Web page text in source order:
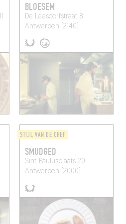
BLOESEM
De Leescorfstraat 8
Antwerpen (2140)
STIJL VAN DE CHEF
SMUDGED
Sint-Paulusplaats 20
Antwerpen (2000)